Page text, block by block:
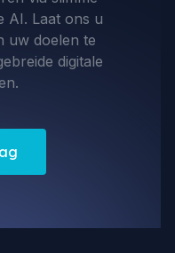
AI. Laat ons u
uw doelen te
digitale